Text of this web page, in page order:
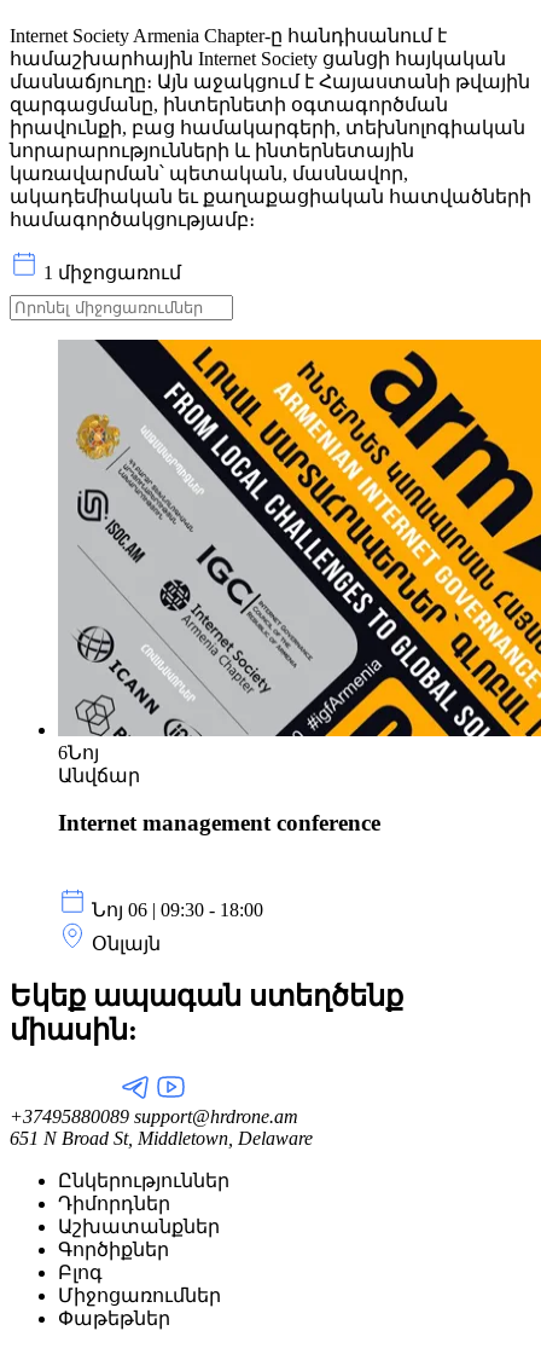
Internet Society Armenia Chapter-ը հանդիսանում է
համաշխարհային Internet Society ցանցի հայկական
մասնաճյուղը։ Այն աջակցում է Հայաստանի թվային
զարգացմանը, ինտերնետի օգտագործման
իրավունքի, բաց համակարգերի, տեխնոլոգիական
նորարարությունների և ինտերնետային
կառավարման՝ պետական, մասնավոր,
ակադեմիական եւ քաղաքացիական հատվածների
համագործակցությամբ։
1 միջոցառում
6Նոյ
Անվճար
Internet management conference
Նոյ 06 | 09:30 - 18:00
Օնլայն
Եկեք ապագան ստեղծենք
միասին:
+37495880089 support@hrdrone.am
651 N Broad St, Middletown, Delaware
Ընկերություններ
Դիմորդներ
Աշխատանքներ
Գործիքներ
Բլոգ
Միջոցառումներ
Փաթեթներ